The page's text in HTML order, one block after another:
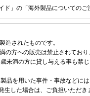
ド」の「海外製品についての
造されたものです。
の方への販売は禁止されており
未満の方に貸し与える事も禁じ
品を用いた事件・事故などに
生した場合は、ご負担いただき